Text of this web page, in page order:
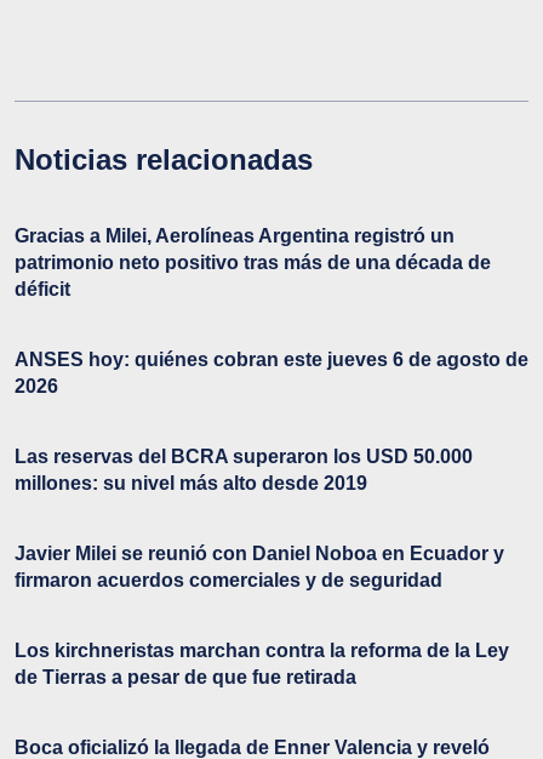
Noticias relacionadas
Gracias a Milei, Aerolíneas Argentina registró un
patrimonio neto positivo tras más de una década de
déficit
ANSES hoy: quiénes cobran este jueves 6 de agosto de
2026
Las reservas del BCRA superaron los USD 50.000
millones: su nivel más alto desde 2019
Javier Milei se reunió con Daniel Noboa en Ecuador y
firmaron acuerdos comerciales y de seguridad
Los kirchneristas marchan contra la reforma de la Ley
de Tierras a pesar de que fue retirada
Boca oficializó la llegada de Enner Valencia y reveló